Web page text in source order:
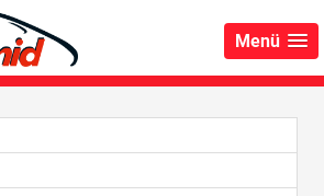
Menü